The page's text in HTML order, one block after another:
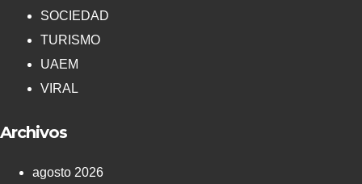
SOCIEDAD
TURISMO
UAEM
VIRAL
Archivos
agosto 2026